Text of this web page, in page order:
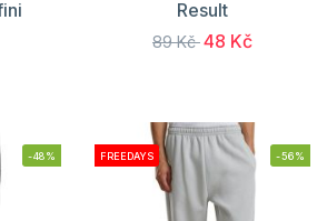
Result
89 Kč48 Kč
-48% FREEDAYS -56%